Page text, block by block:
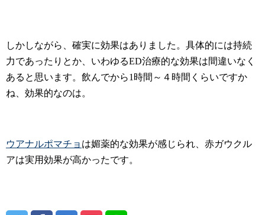
しかしながら、確実に効果はありました。具体的には持続
力であったりとか、いわゆるED治療的な効果は間違いなく
あると思います。飲んでから1時間～４時間くらいですか
ね、効果的なのは。
ウアナルポマチョ は媚薬的な効果が感じられ、赤ガウクル
アは実用効果が高かったです。